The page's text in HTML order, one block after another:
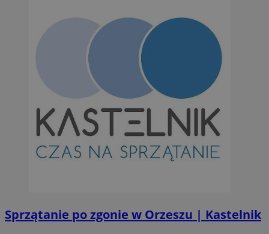
Sprzątanie po zgonie w Orzeszu | Kastelnik